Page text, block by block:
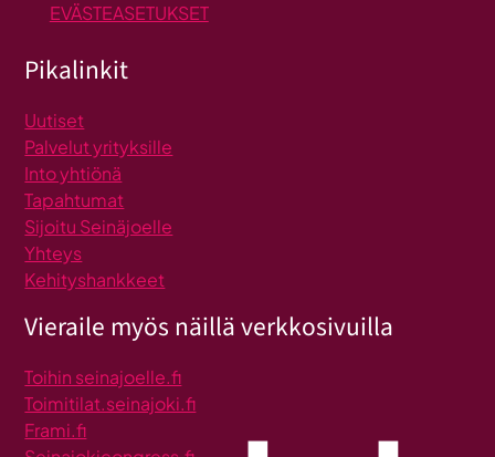
EVÄSTEASETUKSET
Pikalinkit
Uutiset
Palvelut yrityksille
Into yhtiönä
Tapahtumat
Sijoitu Seinäjoelle
Yhteys
Kehityshankkeet
Vieraile myös näillä verkkosivuilla
Toihin seinajoelle.fi
Toimitilat.seinajoki.fi
Frami.fi